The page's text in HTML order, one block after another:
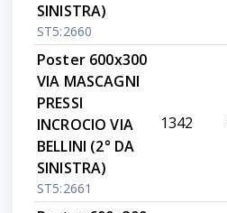
SINISTRA)
ST5:2660
Poster 600x300
VIA MASCAGNI
PRESSI
INCROCIO VIA
BELLINI (2° DA
SINISTRA)
ST5:2661
1342